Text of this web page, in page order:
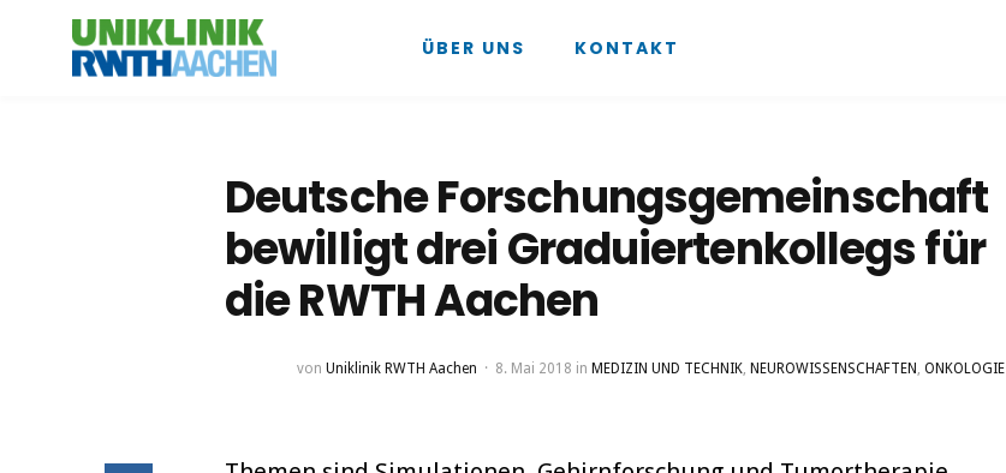
ÜBER UNS KONTAKT
Deutsche Forschungsgemeinschaft
bewilligt drei Graduiertenkollegs für
die RWTH Aachen
von Uniklinik RWTH Aachen 8. Mai 2018 in MEDIZIN UND TECHNIK, NEUROWISSENSCHAFTEN , ONKOLOGIE